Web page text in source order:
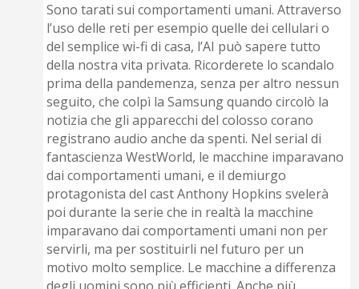
Sono tarati sui comportamenti umani. Attraverso
l’uso delle reti per esempio quelle dei cellulari o
del semplice wi-fi di casa, l’AI può sapere tutto
della nostra vita privata. Ricorderete lo scandalo
prima della pandemenza, senza per altro nessun
seguito, che colpì la Samsung quando circolò la
notizia che gli apparecchi del colosso corano
registrano audio anche da spenti. Nel serial di
fantascienza WestWorld, le macchine imparavano
dai comportamenti umani, e il demiurgo
protagonista del cast Anthony Hopkins svelerà
poi durante la serie che in realtà la macchine
imparavano dai comportamenti umani non per
servirli, ma per sostituirli nel futuro per un
motivo molto semplice. Le macchine a differenza